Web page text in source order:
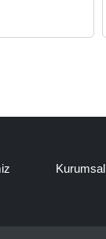
Kurumsal